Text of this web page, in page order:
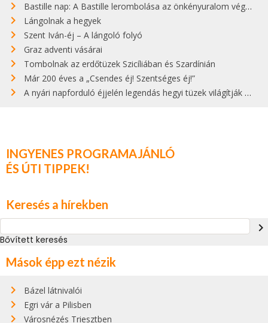
Bastille nap: A Bastille lerombolása az önkényuralom végét jelentette
Lángolnak a hegyek
Szent Iván-éj – A lángoló folyó
Graz adventi vásárai
Tombolnak az erdőtüzek Szicíliában és Szardínián
Már 200 éves a „Csendes éj! Szentséges éj!”
A nyári napforduló éjjelén legendás hegyi tüzek világítják meg Zugspitzét
INGYENES PROGRAMAJÁNLÓ
ÉS ÚTI TIPPEK!
Keresés a hírekben
navigate_next
Bővített keresés
Mások épp ezt nézik
Bázel látnivalói
Egri vár a Pilisben
Városnézés Triesztben